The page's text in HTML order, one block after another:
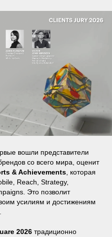
вошли представители
со всего мира, оценит
& Achievements , которая
Reach, Strategy,
Это позволит
усилиям и достижениям
2026 традиционно